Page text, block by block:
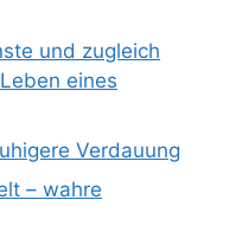
und zugleich
eines
Verdauung
– wahre